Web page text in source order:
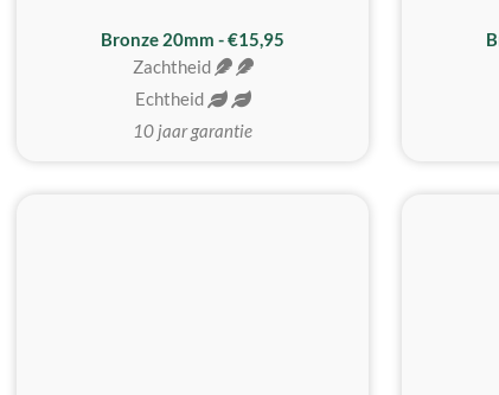
Bronze 20mm - €15,95
Zachtheid
Echtheid
10 jaar garantie